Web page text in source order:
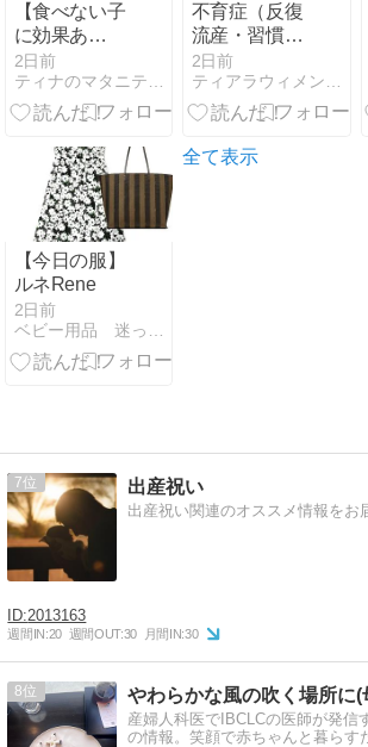
【食べない子
に効果あ
り？】ブルー
ベリー拒否の
1歳＆3歳が食
2日前
不育症（反復
流産・習慣流
産）ドックを
開始しました
2日前
【今日の服】
ルネRene
2日前
全て表示
7 出産祝い
出産祝い関連のオススメ情報をお
2013163
週間IN:20 週間OUT:30 月間IN:30
8 やわらかな風の吹く場所に(
産婦人科医でIBCLCの医師が発信
の情報。笑顔で赤ちゃんと暮らす